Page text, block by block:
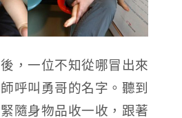
，一位不知從哪冒出來
呼叫勇哥的名字。聽到
隨身物品收一收，跟著